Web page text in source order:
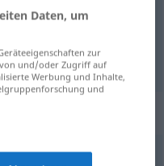
Daten, um
zur
und/oder Zugriff auf
Werbung und Inhalte,
und